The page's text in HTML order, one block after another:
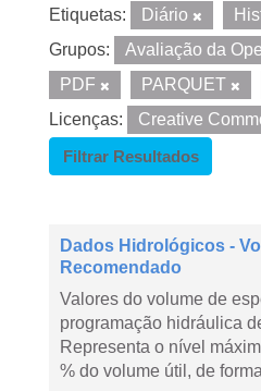
Etiquetas: Diário
Grupos:
Avaliação da
PDF
PARQUET
Licenças:
Creative
Filtrar Resultados
Dados Hidrológicos -
Recomendado
Valores do volume de
programação hidráulica
Representa o nível
% do volume útil, de